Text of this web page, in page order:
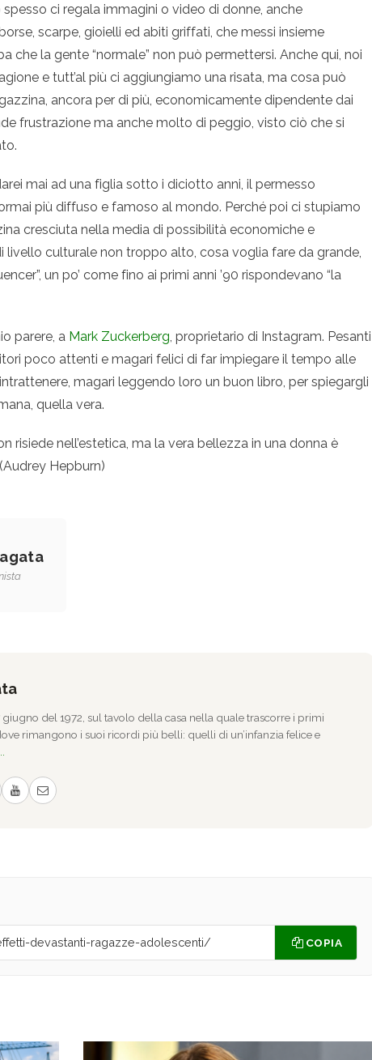
ci regala immagini o video di donne, anche
scarpe, gioielli ed abiti griffati, che messi insieme
che la gente “normale” non può permettersi. Anche qui, noi
e tutt’al più ci aggiungiamo una risata, ma cosa può
ancora per di più, economicamente dipendente dai
frustrazione ma anche molto di peggio, visto ciò che si
mai ad una figlia sotto i diciotto anni, il permesso
più diffuso e famoso al mondo. Perché poi ci stupiamo
cresciuta nella media di possibilità economiche e
culturale non troppo alto, cosa voglia fare da grande,
un po’ come fino ai primi anni ’90 rispondevano “la
parere, a Mark Zuckerberg, proprietario di Instagram. Pesanti
poco attenti e magari felici di far impiegare il tempo alle
magari leggendo loro un buon libro, per spiegargli
quella vera.
risiede nell’estetica, ma la vera bellezza in una donna è
Hepburn)
giugno del 1972, sul tavolo della casa nella quale trascorre i primi
rimangono i suoi ricordi più belli: quelli di un’infanzia felice e
COPIA